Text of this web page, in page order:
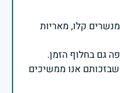
קלו, מאריות
אנו ממשיכים